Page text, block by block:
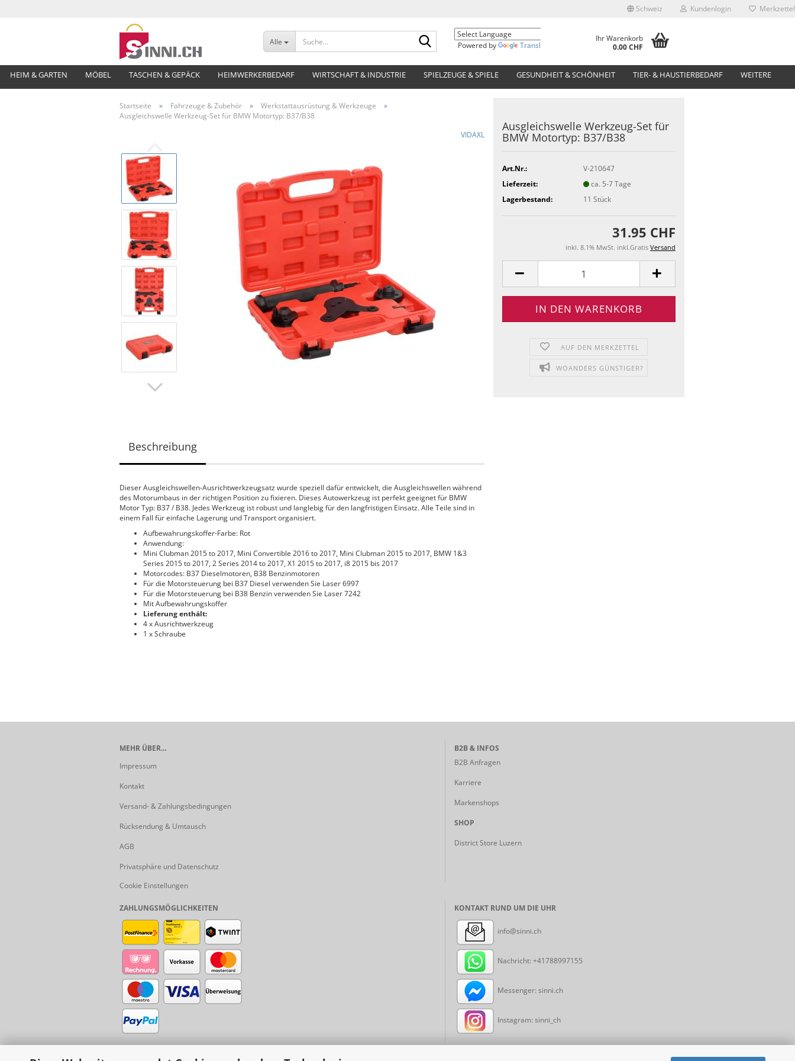
Schweiz Kundenlogin Merkzettel
Alle
Suche...
Powered by
Translate
Ihr Warenkorb
0.00 CHF
HEIM & GARTEN MÖBEL TASCHEN & GEPÄCK HEIMWERKERBEDARF WIRTSCHAFT & INDUSTRIE SPIELZEUGE & SPIELE GESUNDHEIT & SCHÖNHEIT TIER- & HAUSTIERBEDARF WEITERE
Startseite » Fahrzeuge & Zubehör » Werkstattausrüstung & Werkzeuge
»
Ausgleichswelle Werkzeug-Set für BMW Motortyp: B37/B38
VIDAXL
Ausgleichswelle Werkzeug-Set für
BMW Motortyp: B37/B38
Art.Nr.:
V-210647
Lieferzeit:
ca. 5-7 Tage
Lagerbestand:
11 Stück
31.95 CHF
inkl. 8.1% MwSt. inkl.Gratis Versand
AUF DEN MERKZETTEL
WOANDERS GÜNSTIGER?
Beschreibung
Dieser Ausgleichswellen-Ausrichtwerkzeugsatz wurde speziell dafür entwickelt, die Ausgleichswellen während
des Motorumbaus in der richtigen Position zu fixieren. Dieses Autowerkzeug ist perfekt geeignet für BMW
Motor Typ: B37 / B38. Jedes Werkzeug ist robust und langlebig für den langfristigen Einsatz. Alle Teile sind in
einem Fall für einfache Lagerung und Transport organisiert.
Aufbewahrungskoffer-Farbe: Rot
Anwendung:
Mini Clubman 2015 to 2017, Mini Convertible 2016 to 2017, Mini Clubman 2015 to 2017, BMW 1&3
Series 2015 to 2017, 2 Series 2014 to 2017, X1 2015 to 2017, i8 2015 bis 2017
Motorcodes: B37 Dieselmotoren, B38 Benzinmotoren
Für die Motorsteuerung bei B37 Diesel verwenden Sie Laser 6997
Für die Motorsteuerung bei B38 Benzin verwenden Sie Laser 7242
Mit Aufbewahrungskoffer
Lieferung enthält:
4 x Ausrichtwerkzeug
1 x Schraube
MEHR ÜBER...
Impressum
Kontakt
Versand- & Zahlungsbedingungen
Rücksendung & Umtausch
AGB
Privatsphäre und Datenschutz
Cookie Einstellungen
B2B & INFOS
B2B Anfragen
Karriere
Markenshops
SHOP
District Store Luzern
ZAHLUNGSMÖGLICHKEITEN KONTAKT RUND UM DIE UHR
info@sinni.ch
Nachricht: +41788997155
Messenger: sinni.ch
Instagram: sinni_ch